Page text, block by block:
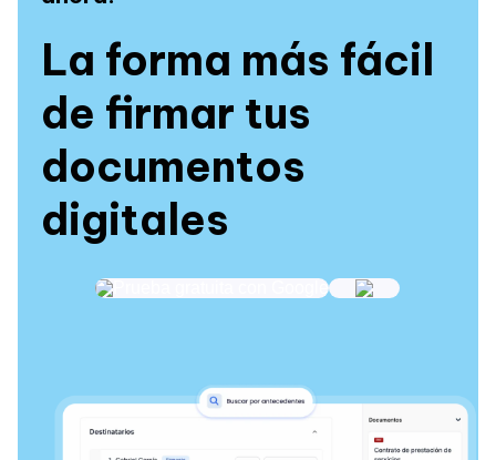
La forma más fácil
de firmar tus
documentos
digitales
Prueba gratuita con Google